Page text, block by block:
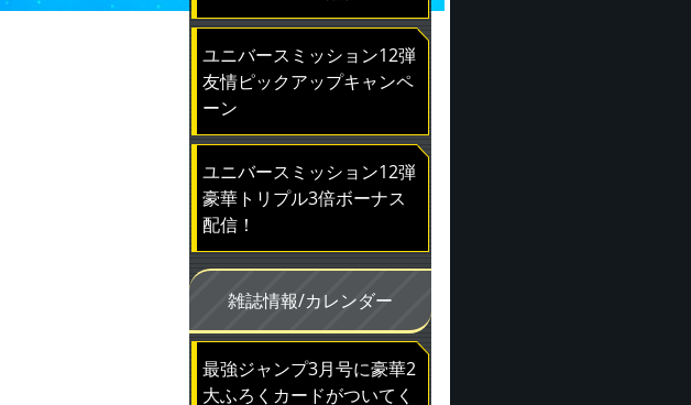
ユニバースミッション12弾
友情ピックアップキャンペ
ーン
ユニバースミッション12弾
豪華トリプル3倍ボーナス
配信！
雑誌情報/カレンダー
最強ジャンプ3月号に豪華2
大ふろくカードがついてく